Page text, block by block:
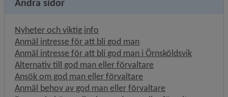
Andra sidor
Nyheter och viktig info
Anmäl intresse för att bli god manLänk till annan
Anmäl intresse för att bli god man i ÖrnsköldsvikLänk till
Alternativ till god man eller förvaltare
Ansök om god man eller förvaltare
Anmäl behov av god man eller förvaltare